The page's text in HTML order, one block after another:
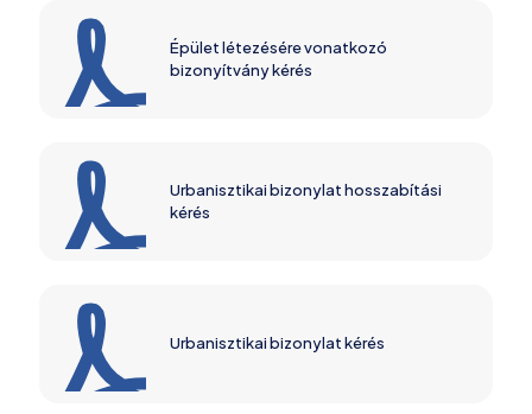
Épület létezésére vonatkozó
bizonyítvány kérés
Urbanisztikai bizonylat hosszabítási
kérés
Urbanisztikai bizonylat kérés